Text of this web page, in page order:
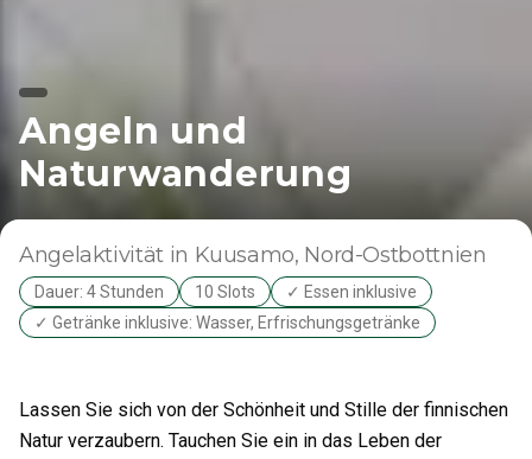
Angeln und
Naturwanderung
Angelaktivität in Kuusamo, Nord-Ostbottnien
Dauer: 4 Stunden 10 Slots
✓ Essen inklusive
✓ Getränke inklusive: Wasser, Erfrischungsgetränke
Lassen Sie sich von der Schönheit und Stille der finnischen
Natur verzaubern. Tauchen Sie ein in das Leben der